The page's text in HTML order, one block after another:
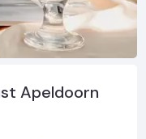
Apeldoorn